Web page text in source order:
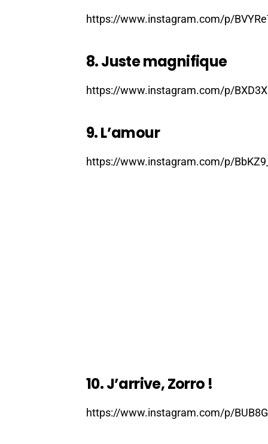
https://www.instagram.com/p/
8. Juste magnifique
https://www.instagram.com/p/
9. L’amour
https://www.instagram.com/p/
10. J’arrive, Zorro !
https://www.instagram.com/p/